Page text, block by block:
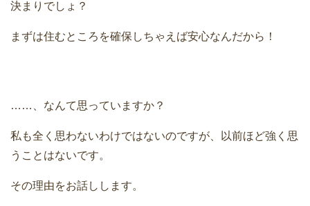
決まりでしょ？
まずは住むところを確保しちゃえば安心なんだから！
……、なんて思っていますか？
私も全く思わないわけではないのですが、以前ほど強く思
うことはないです。
その理由をお話しします。